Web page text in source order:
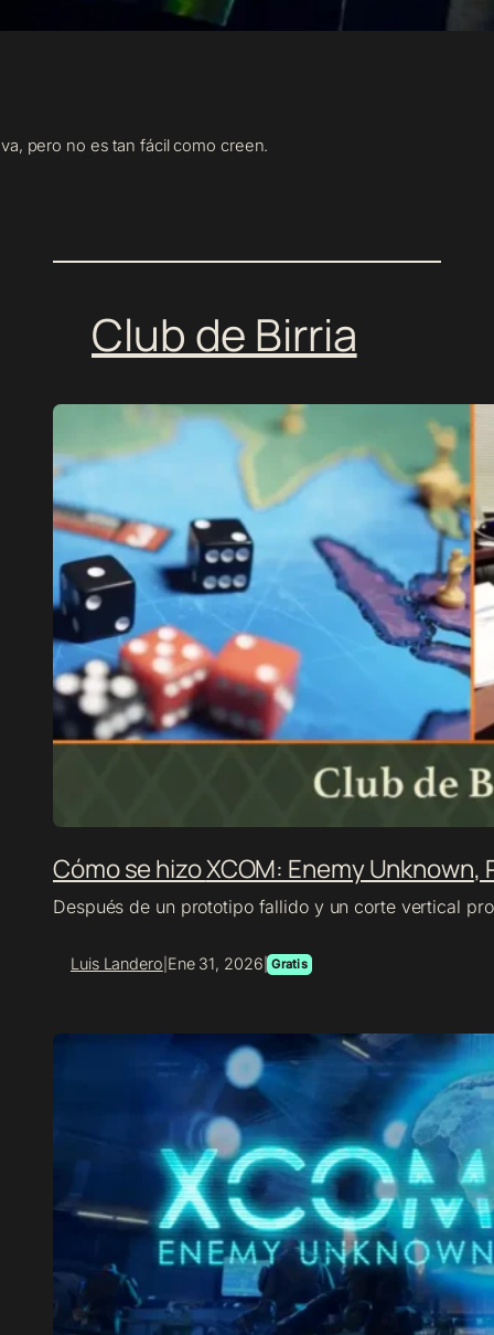
pero no es tan fácil como creen.
Club de Birria
Cómo se hizoXCOM: Enemy Unknown,
Después de un prototipo fallido y un corte vertical
Luis Landero Ene 31, 2026 | Gratis